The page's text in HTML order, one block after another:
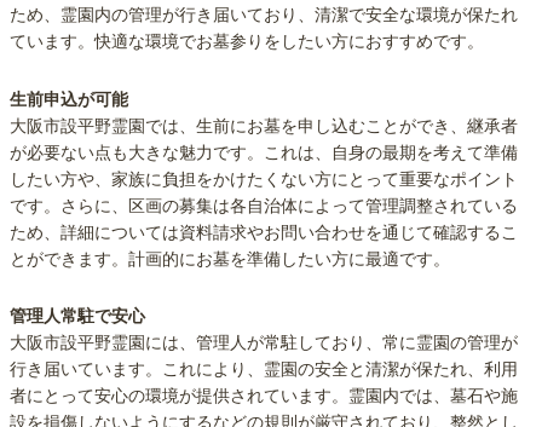
ため、霊園内の管理が行き届いており、清潔で安全な環境が保たれ
ています。快適な環境でお墓参りをしたい方におすすめです。
生前申込が可能
大阪市設平野霊園では、生前にお墓を申し込むことができ、継承者
が必要ない点も大きな魅力です。これは、自身の最期を考えて準備
したい方や、家族に負担をかけたくない方にとって重要なポイント
です。さらに、区画の募集は各自治体によって管理調整されている
ため、詳細については資料請求やお問い合わせを通じて確認するこ
とができます。計画的にお墓を準備したい方に最適です。
管理人常駐で安心
大阪市設平野霊園には、管理人が常駐しており、常に霊園の管理が
行き届いています。これにより、霊園の安全と清潔が保たれ、利用
者にとって安心の環境が提供されています。霊園内では、墓石や施
設を損傷しないようにするなどの規則が厳守されており、整然とし